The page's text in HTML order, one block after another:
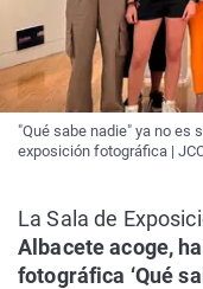
"Qué sabe nadie" ya no es
exposición fotográfica |
La Sala de
Albacete acoge,
fotográfica ‘Qué